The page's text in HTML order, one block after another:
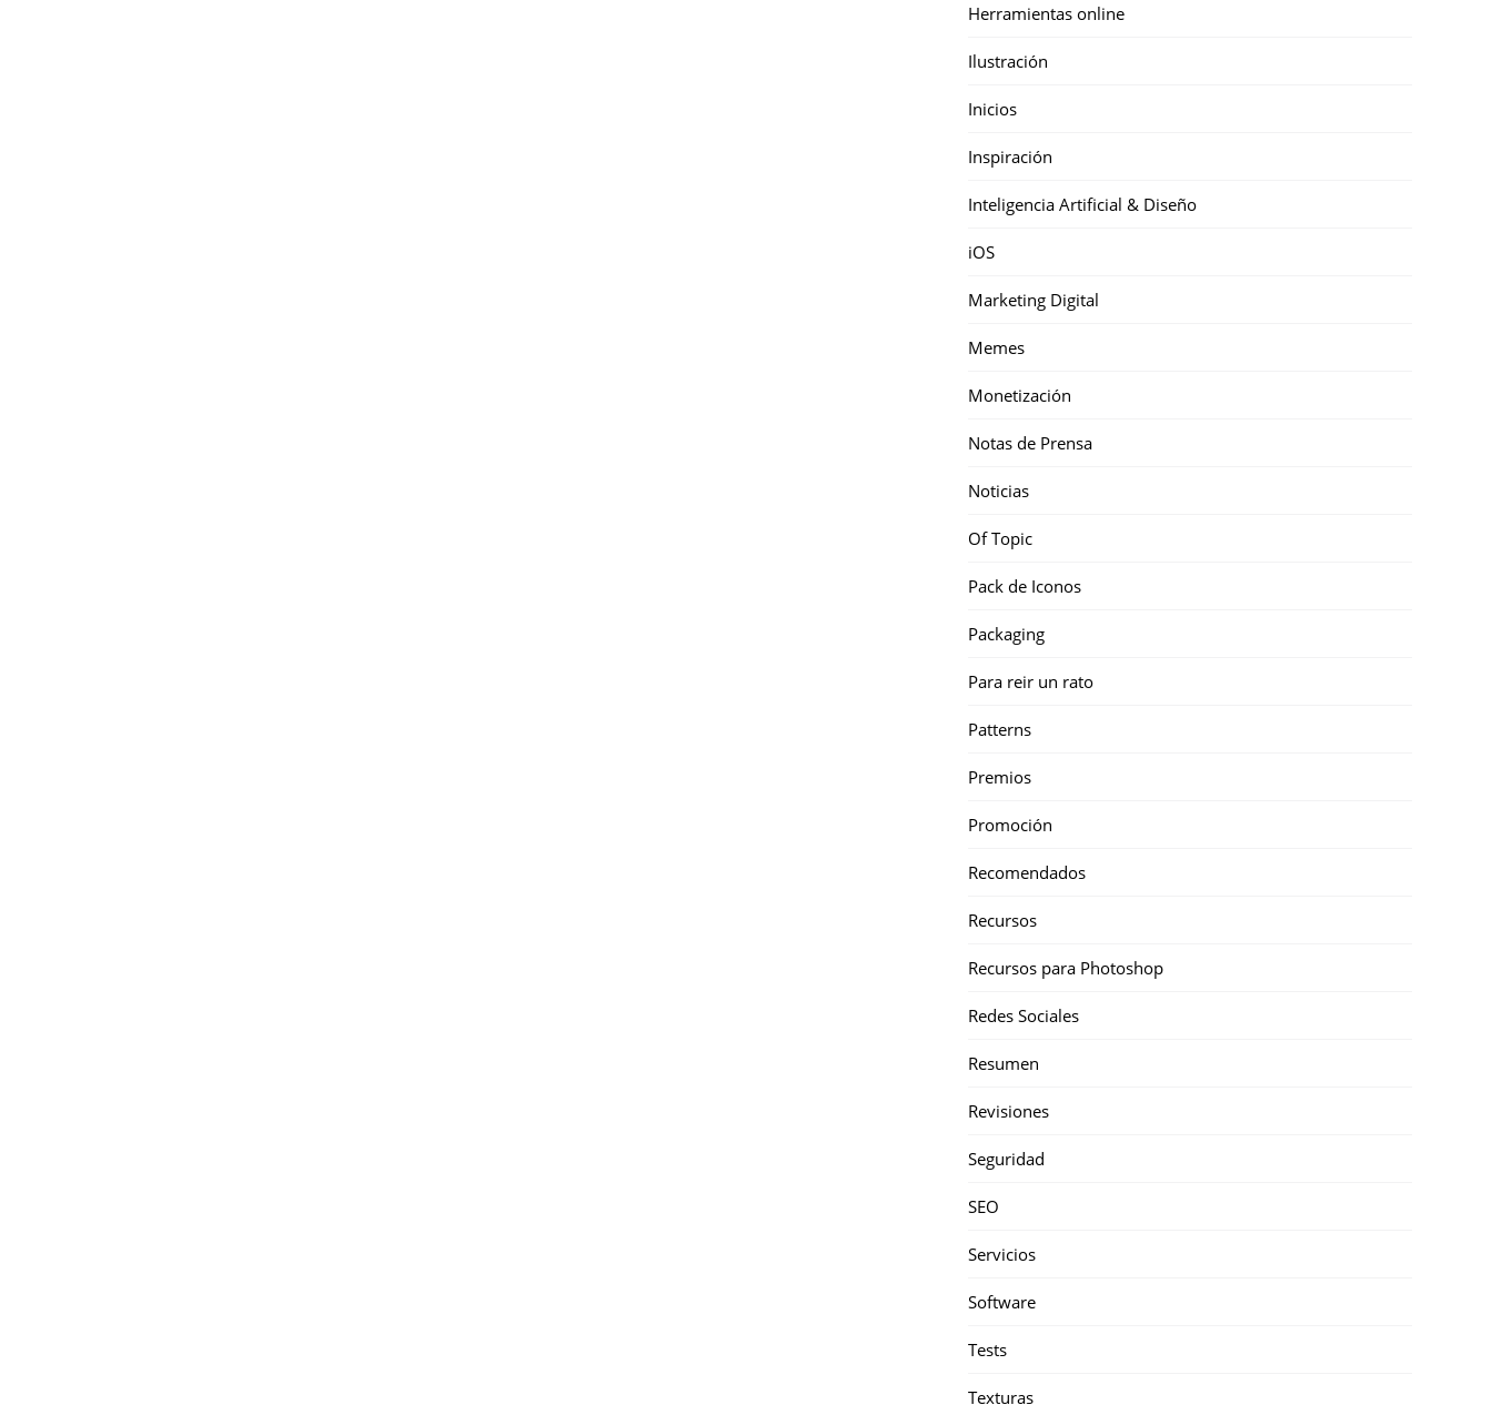
Herramientas online
Ilustración
Inicios
Inspiración
Inteligencia Artificial & Diseño
iOS
Marketing Digital
Memes
Monetización
Notas de Prensa
Noticias
Of Topic
Pack de Iconos
Packaging
Para reir un rato
Patterns
Premios
Promoción
Recomendados
Recursos
Recursos para Photoshop
Redes Sociales
Resumen
Revisiones
Seguridad
SEO
Servicios
Software
Tests
Texturas